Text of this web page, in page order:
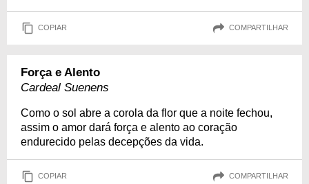
COPIAR COMPARTILHAR
Força e Alento
Cardeal Suenens
Como o sol abre a corola da flor que a noite fechou,
assim o amor dará força e alento ao coração
endurecido pelas decepções da vida.
COPIAR COMPARTILHAR